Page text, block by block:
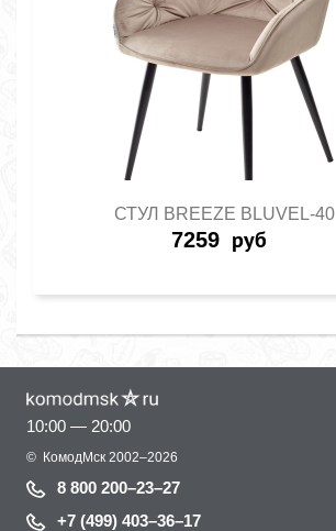
СТУЛ BREEZE BLUVEL-40
7259 руб
10:00 — 20:00
© КомодМск 2002–2026
8 800 200–23–27
+7 (499) 403–36–17